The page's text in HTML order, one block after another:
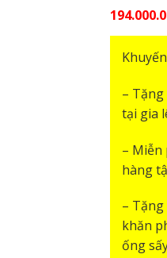
–
tại gia
– Miễn
hàng
–
khăn
ống